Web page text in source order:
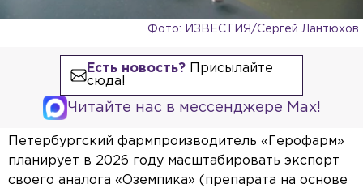
Фото: ИЗВЕСТИЯ/Сергей Лантюхов
Есть новость?Присылайте
сюда!
Читайте нас в мессенджере Max!
Петербургский фармпроизводитель «Герофарм»
планирует в 2026 году масштабировать экспорт
своего аналога «Оземпика» (препарата на основе